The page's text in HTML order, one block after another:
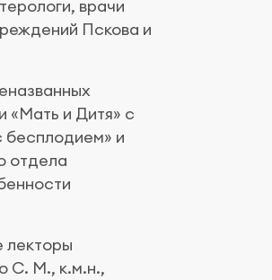
врачи
Пскова и
«Мать и Дитя» с
бесплодием» и
отдела
лекторы
С. М., к.м.н.,